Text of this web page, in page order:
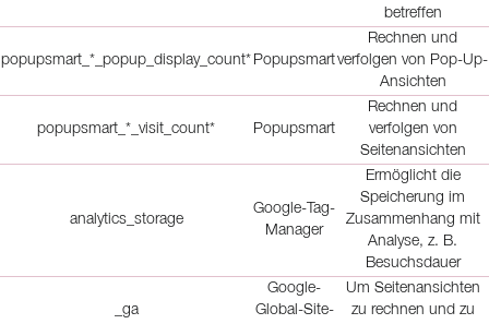
betreffen
popupsmart_*_popup_display_count* Popupsmart
Rechnen und
verfolgen von Pop-Up-
Ansichten
popupsmart_*_visit_count* Popupsmart
Rechnen und
verfolgen von
Seitenansichten
analytics_storage
Google-Tag-
Manager
Ermöglicht die
Speicherung im
Zusammenhang mit
Analyse, z. B.
Besuchsdauer
_ga
Google-
Global-Site-
Um Seitenansichten
zu rechnen und zu